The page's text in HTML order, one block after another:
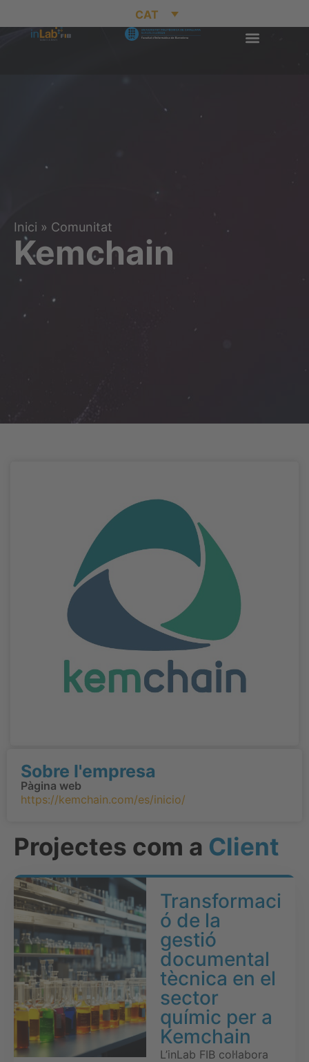
CAT
Inici » Comunitat
Kemchain
Projectes com a Client
Transformaci
ó de la
gestió
documental
tècnica en el
sector
químic per a
Kemchain
L’inLab FIB col·labora
Sobre l'empresa
Pàgina web
https://kemchain.com/es/inicio/